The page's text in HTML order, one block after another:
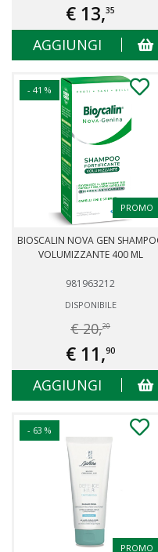
€ 13,35
AGGIUNGI
- 41 %
PROMO
BIOSCALIN NOVA GEN
VOLUMIZZANTE 400 ML
981963212
DISPONIBILE
€ 20,20
€ 11,90
AGGIUNGI
- 63 %
PROMO